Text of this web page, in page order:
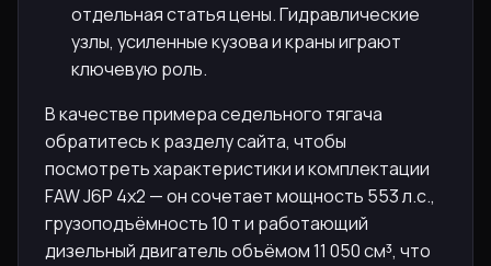
отдельная статья цены. Гидравлические
узлы, усиленные кузова и краны играют
ключевую роль.
В качестве примера седельного тягача
обратитесь к разделу сайта, чтобы
посмотреть характеристики и комплектации
FAW J6P 4x2 — он сочетает мощность 553 л.с.,
грузоподъёмность 10 т и работающий
дизельный двигатель объёмом 11 050 см³, что